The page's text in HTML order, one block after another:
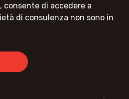
consente di accedere a
di consulenza non sono in